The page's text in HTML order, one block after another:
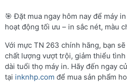
🎯 Đặt mua ngay hôm nay để máy
hoạt động tối ưu – in sắc nét, màu
Với mực TN 263 chính hãng, bạn
chất lượng vượt trội, giảm thiểu
dài tuổi thọ máy in. Hãy đến ngay
tại inknhp.com để mua sản phẩm